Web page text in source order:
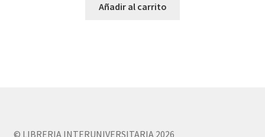
Añadir al carrito
© LIBRERIA INTERUNIVERSITARIA 2026